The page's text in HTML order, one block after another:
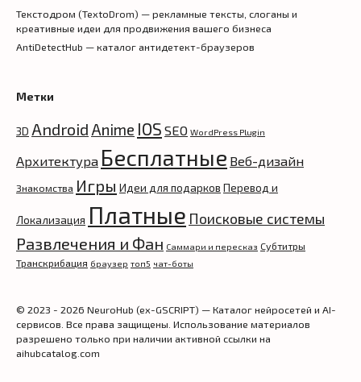
Текстодром (TextoDrom) — рекламные тексты, слоганы и
креативные идеи для продвижения вашего бизнеса
AntiDetectHub — каталог антидетект-браузеров
Метки
3D Android Anime IOS SEO WordPress Plugin
Архитектура Бесплатные Веб-дизайн
Знакомства Игры Идеи для подарков Перевод и
Локализация Платные Поисковые системы
Развлечения и Фан Саммари и пересказ Субтитры
Транскрибация браузер топ5 чат-боты
© 2023 - 2026 NeuroHub (ex-GSCRIPT) — Каталог нейросетей и AI-
сервисов. Все права защищены. Использование материалов
разрешено только при наличии активной ссылки на
aihubcatalog.com